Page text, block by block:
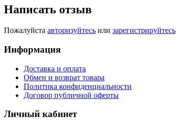
Написать отзыв
Пожалуйста авторизуйтесь или зарегистрируйтесь
Информация
Доставка и оплата
Обмен и возврат товара
Политика конфиденциальности
Договор публичной оферты
Личный кабинет